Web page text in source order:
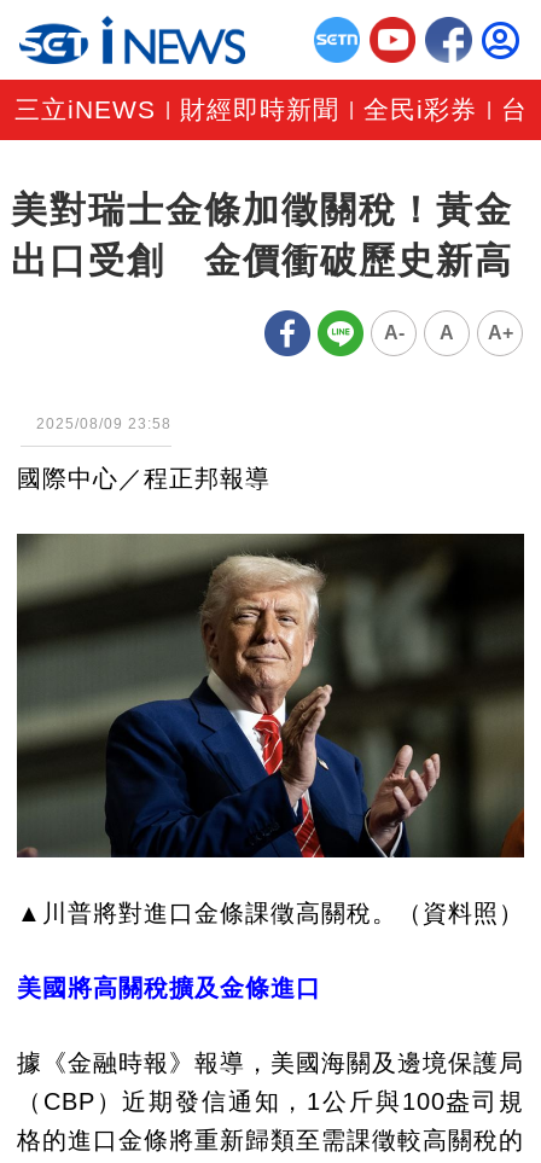
三立iNEWS 財經即時新聞 |全民i彩券 台
美對瑞士金條加徵關稅！黃金
出口受創 金價衝破歷史新高
A- A A+
2025/08/09 23:58
國際中心／程正邦報導
▲川普將對進口金條課徵高關稅。（資料照）
美國將高關稅擴及金條進口
據《金融時報》報導，美國海關及邊境保護局
（CBP）近期發信通知，1公斤與100盎司規
格的進口金條將重新歸類至需課徵較高關稅的